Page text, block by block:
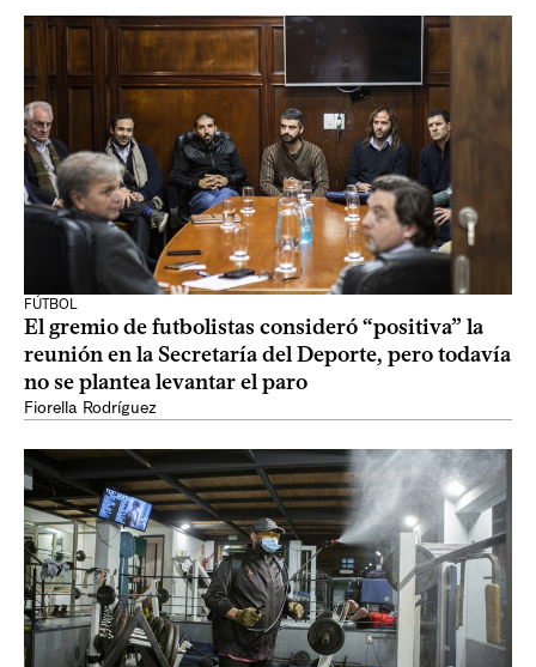
FÚTBOL
El gremio de futbolistas consideró “positiva” la
reunión en la Secretaría del Deporte, pero todavía
no se plantea levantar el paro
Fiorella Rodríguez